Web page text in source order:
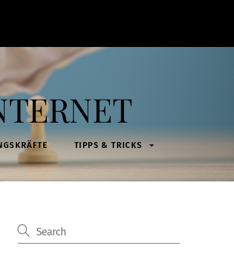
TIPPS & TRICKS